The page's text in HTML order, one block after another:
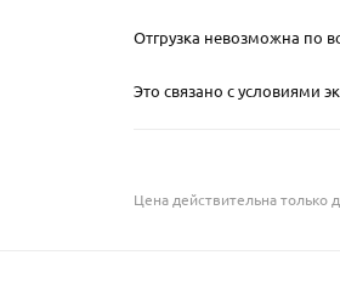
Отгрузка невозможна по
Это связано с условиями
Цена действительна только